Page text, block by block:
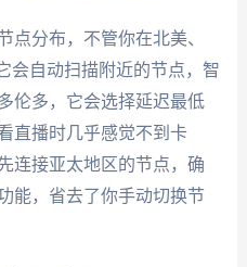
点分布，不管你在北美、
会自动扫描附近的节点，智
伦多，它会选择延迟最低
直播时几乎感觉不到卡
连接亚太地区的节点，确
能，省去了你手动切换节